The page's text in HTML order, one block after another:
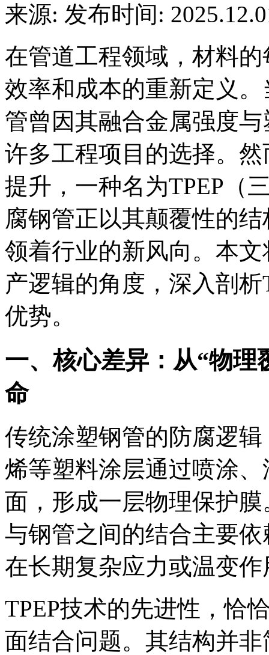
来源: 发布时间:
在管道工程领域，材料
效率和成本的重新定义
管曾因其融合金属强度
许多工程项目的选择。
提升，一种名为TPEP（
腐钢管正以其颠覆性的
领着行业的新风向。本
产逻辑的角度，深入剖
优势。
一、核心差异：从“物理
命
传统涂塑钢管的防腐逻
烯等塑料涂层通过喷涂
面，形成一层物理保护
与钢管之间的结合主要
在长期复杂应力或温变
TPEP技术的先进性，恰
面结合问题。其结构并